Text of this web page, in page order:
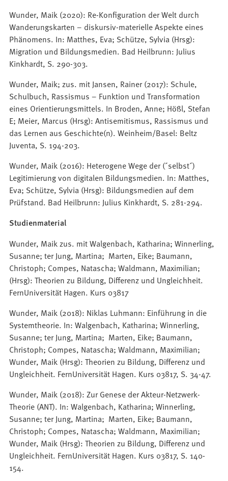
Wunder, Maik (2020): Re-Konfiguration der Welt durch
Wanderungskarten – diskursiv-materielle Aspekte eines
Phänomens. In: Matthes, Eva; Schütze, Sylvia (Hrsg):
Migration und Bildungsmedien. Bad Heilbrunn: Julius
Kinkhardt, S. 290-303.
Wunder, Maik; zus. mit Jansen, Rainer (2017): Schule,
Schulbuch, Rassismus – Funktion und Transformation
eines Orientierungsmittels. In Broden, Anne; Hößl, Stefan
E; Meier, Marcus (Hrsg): Antisemitismus, Rassismus und
das Lernen aus Geschichte(n). Weinheim/Basel: Beltz
Juventa, S. 194-203.
Wunder, Maik (2016): Heterogene Wege der (´selbst´)
Legitimierung von digitalen Bildungsmedien. In: Matthes,
Eva; Schütze, Sylvia (Hrsg): Bildungsmedien auf dem
Prüfstand. Bad Heilbrunn: Julius Kinkhardt, S. 281-294.
Studienmaterial
Wunder, Maik zus. mit Walgenbach, Katharina; Winnerling,
Susanne; ter Jung, Martina; Marten, Eike; Baumann,
Christoph; Compes, Natascha; Waldmann, Maximilian;
(Hrsg): Theorien zu Bildung, Differenz und Ungleichheit.
FernUniversität Hagen. Kurs 03817
Wunder, Maik (2018): Niklas Luhmann: Einführung in die
Systemtheorie. In: Walgenbach, Katharina; Winnerling,
Susanne; ter Jung, Martina; Marten, Eike; Baumann,
Christoph; Compes, Natascha; Waldmann, Maximilian;
Wunder, Maik (Hrsg): Theorien zu Bildung, Differenz und
Ungleichheit. FernUniversität Hagen. Kurs 03817, S. 34-47.
Wunder, Maik (2018): Zur Genese der Akteur-Netzwerk-
Theorie (ANT). In: Walgenbach, Katharina; Winnerling,
Susanne; ter Jung, Martina; Marten, Eike; Baumann,
Christoph; Compes, Natascha; Waldmann, Maximilian;
Wunder, Maik (Hrsg): Theorien zu Bildung, Differenz und
Ungleichheit. FernUniversität Hagen. Kurs 03817, S. 140-
154.